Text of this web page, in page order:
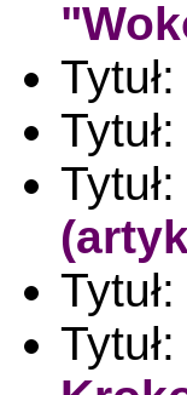
Tytuł:
Tytuł:
Tytuł:
Tytuł:
Tytuł: